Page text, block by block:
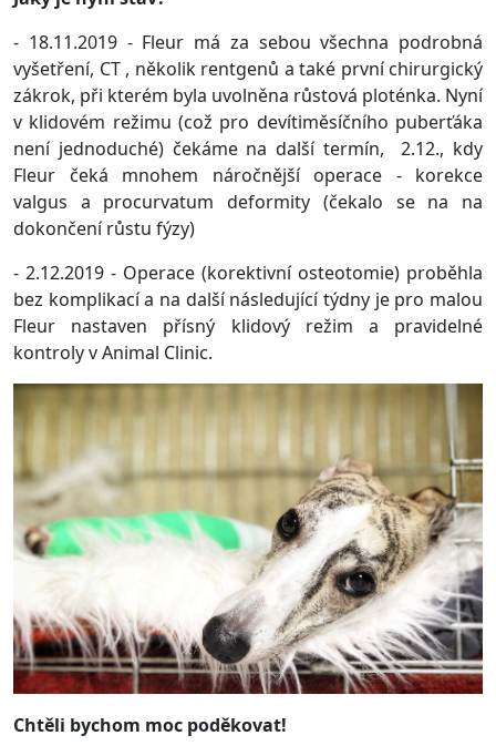
- 18.11.2019 - Fleur má za sebou všechna podrobná
vyšetření, CT , několik rentgenů a také první chirurgický
zákrok, při kterém byla uvolněna růstová ploténka. Nyní
v klidovém režimu (což pro devítiměsíčního puberťáka
není jednoduché) čekáme na další termín, 2.12., kdy
Fleur čeká mnohem náročnější operace - korekce
valgus a procurvatum deformity (čekalo se na na
dokončení růstu fýzy)
- 2.12.2019 - Operace (korektivní osteotomie) proběhla
bez komplikací a na další následující týdny je pro malou
Fleur nastaven přísný klidový režim a pravidelné
kontroly v Animal Clinic.
Chtěli bychom moc poděkovat!